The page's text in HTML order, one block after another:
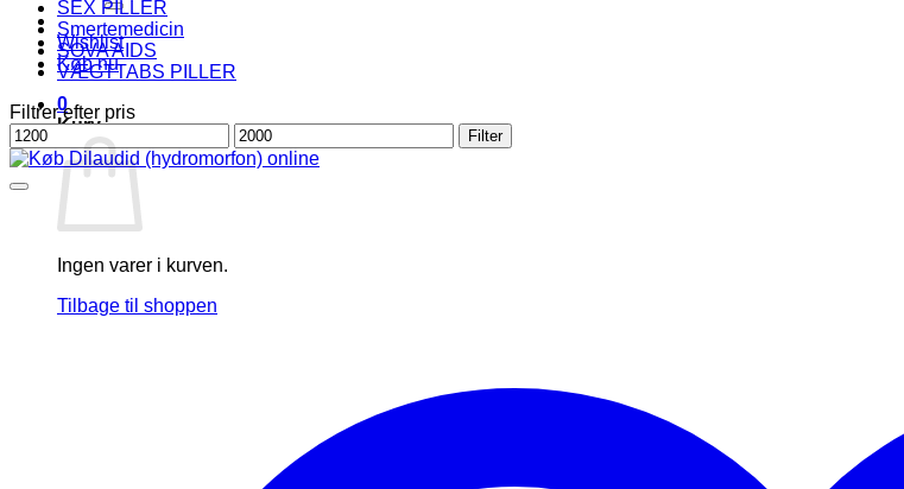
Wishlist
Køb nu
0
Kurv
Ingen varer i kurven.
Tilbage til shoppen
SEX PILLER
Smertemedicin
SOVA AIDS
VÆGTTABS PILLER
Filtrer efter pris
Mindste
pris
Højeste
pris
Filter